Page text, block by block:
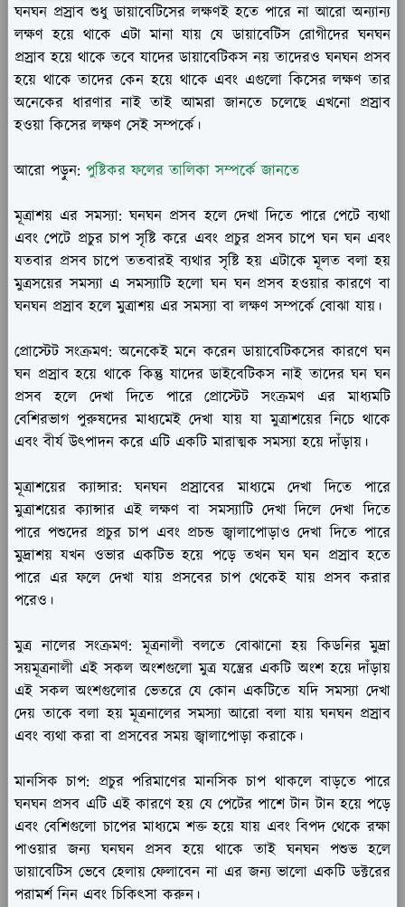
ঘনঘন প্রস্রাব শুধু ডায়াবেটিসের লক্ষণই হতে পারে না আরো অন্যান্য
লক্ষণ হয়ে থাকে এটা মানা যায় যে ডায়াবেটিস রোগীদের ঘনঘন
প্রস্রাব হয়ে থাকে তবে যাদের ডায়াবেটিকস নয় তাদেরও ঘনঘন প্রসব
হয়ে থাকে তাদের কেন হয়ে থাকে এবং এগুলো কিসের লক্ষণ তার
অনেকের ধারণার নাই তাই আমরা জানতে চলেছে এখনো প্রস্রাব
হওয়া কিসের লক্ষণ সেই সম্পর্কে।
আরো পড়ুন: পুষ্টিকর ফলের তালিকা সম্পর্কে জানতে
মূত্রাশয় এর সমস্যা: ঘনঘন প্রসব হলে দেখা দিতে পারে পেটে ব্যথা
এবং পেটে প্রচুর চাপ সৃষ্টি করে এবং প্রচুর প্রসব চাপে ঘন ঘন এবং
যতবার প্রসব চাপে ততবারই ব্যথার সৃষ্টি হয় এটাকে মূলত বলা হয়
মুত্রসয়ের সমস্যা এ সমস্যাটি হলো ঘন ঘন প্রসব হওয়ার কারণে বা
ঘনঘন প্রস্রাব হলে মুত্রাশয় এর সমস্যা বা লক্ষণ সম্পর্কে বোঝা যায়।
প্রোস্টেট সংক্রমণ: অনেকেই মনে করেন ডায়াবেটিকসের কারণে ঘন
ঘন প্রস্রাব হয়ে থাকে কিন্তু যাদের ডাইবেটিকস নাই তাদের ঘন ঘন
প্রসব হলে দেখা দিতে পারে প্রোস্টেট সংক্রমণ এর মাধ্যমটি
বেশিরভাগ পুরুষদের মাধ্যমেই দেখা যায় যা মুত্রাশয়ের নিচে থাকে
এবং বীর্য উৎপাদন করে এটি একটি মারাত্মক সমস্যা হয়ে দাঁড়ায়।
মূত্রাশয়ের ক্যান্সার: ঘনঘন প্রস্রাবের মাধ্যমে দেখা দিতে পারে
মুত্রাশয়ের ক্যান্সার এই লক্ষণ বা সমস্যাটি দেখা দিলে দেখা দিতে
পারে পশুদের প্রচুর চাপ এবং প্রচন্ড জ্বালাপোড়াও দেখা দিতে পারে
মুদ্রাশয় যখন ওভার একটিভ হয়ে পড়ে তখন ঘন ঘন প্রস্রাব হতে
পারে এর ফলে দেখা যায় প্রসবের চাপ থেকেই যায় প্রসব করার
পরেও।
মুত্র নালের সংক্রমণ: মূত্রনালী বলতে বোঝানো হয় কিডনির মুদ্রা
সয়মূত্রনালী এই সকল অংশগুলো মুত্র যন্ত্রের একটি অংশ হয়ে দাঁড়ায়
এই সকল অংশগুলোর ভেতরে যে কোন একটিতে যদি সমস্যা দেখা
দেয় তাকে বলা হয় মূত্রনালের সমস্যা আরো বলা যায় ঘনঘন প্রস্রাব
এবং ব্যথা করা বা প্রসবের সময় জ্বালাপোড়া করাকে।
মানসিক চাপ: প্রচুর পরিমাণের মানসিক চাপ থাকলে বাড়তে পারে
ঘনঘন প্রসব এটি এই কারণে হয় যে পেটের পাশে টান টান হয়ে পড়ে
এবং বেশিগুলো চাপের মাধ্যমে শক্ত হয়ে যায় এবং বিপদ থেকে রক্ষা
পাওয়ার জন্য ঘনঘন প্রসব হয়ে থাকে তাই ঘনঘন পশুভ হলে
ডায়াবেটিস ভেবে হেলায় ফেলাবেন না এর জন্য ভালো একটি ডক্টরের
পরামর্শ নিন এবং চিকিৎসা করুন।